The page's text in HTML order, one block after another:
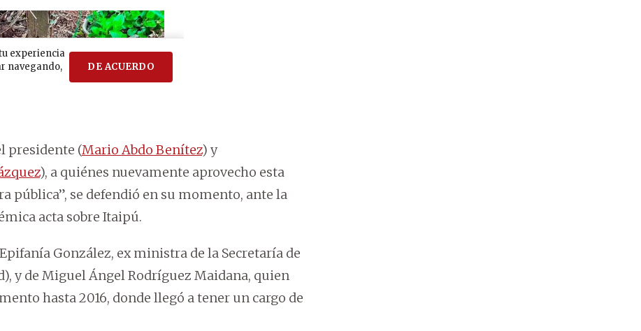
presidente (Mario Abdo Benítez) y
), a quiénes nuevamente aprovecho esta
pública”, se defendió en su momento, ante la
acta sobre Itaipú.
González, ex ministra de la Secretaría de
y de Miguel Ángel Rodríguez Maidana, quien
hasta 2016, donde llegó a tener un cargo de